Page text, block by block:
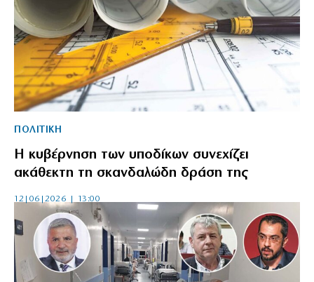
ΠΟΛΙΤΙΚΗ
Η κυβέρνηση των υποδίκων συνεχίζει
ακάθεκτη τη σκανδαλώδη δράση της
12|06|2026 | 13:00